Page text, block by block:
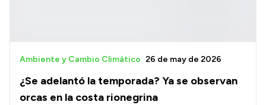
¿Se adelantó la temporada? Ya se observan
orcas en la costa rionegrina
Ambiente y Cambio Climático 26 de may de 2026